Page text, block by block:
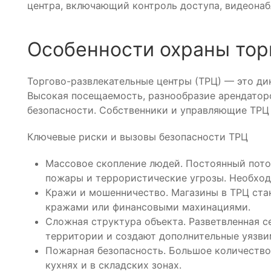
центра, включающий контроль доступа,
Особенности охраны
Торгово-развлекательные центры (ТРЦ) — это
Высокая посещаемость, разнообразие
безопасности. Собственники и управляющие
Ключевые риски и вызовы безопасности ТРЦ
Массовое скопление людей. Постоянный
пожары и террористические угрозы.
Кражи и мошенничество. Магазины в ТРЦ
кражами или финансовыми махинациями.
Сложная структура объекта. Разветвленная
территории и создают дополнительные
Пожарная безопасность. Большое
кухнях и в складских зонах.